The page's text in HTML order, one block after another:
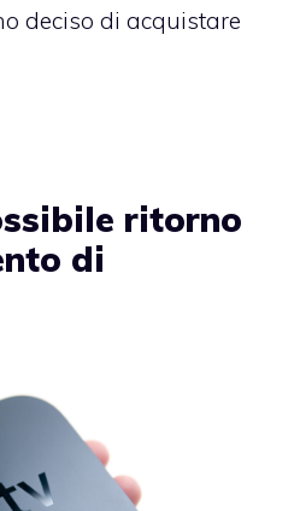
deciso di acquistare
ritorno
di